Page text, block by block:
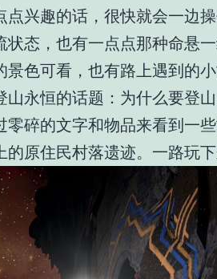
点兴趣的话，很快就会一边
状态，也有一点点那种命悬
景色可看，也有路上遇到的
山永恒的话题：为什么要登
零碎的文字和物品来看到一
原住民村落遗迹。一路玩下